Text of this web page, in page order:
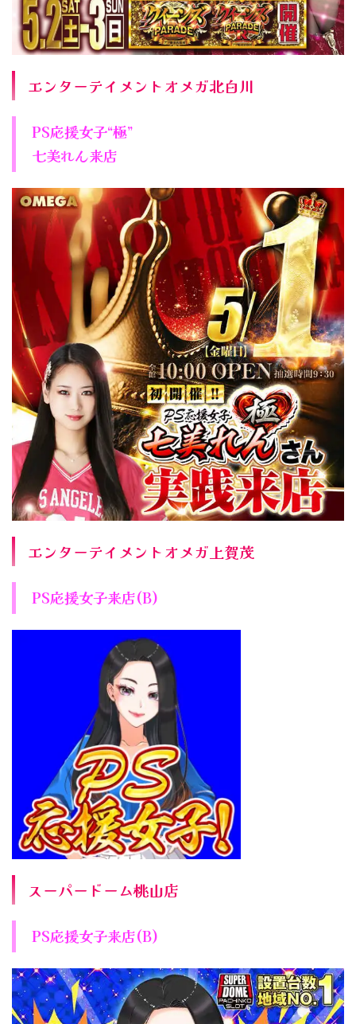
エンターテイメントオメガ北白川
PS応援女子“極”
七美れん来店
エンターテイメントオメガ上賀茂
PS応援女子来店(B)
スーパードーム桃山店
PS応援女子来店(B)